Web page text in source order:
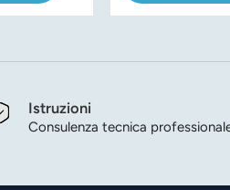
Istruzioni
Consulenza tecnica